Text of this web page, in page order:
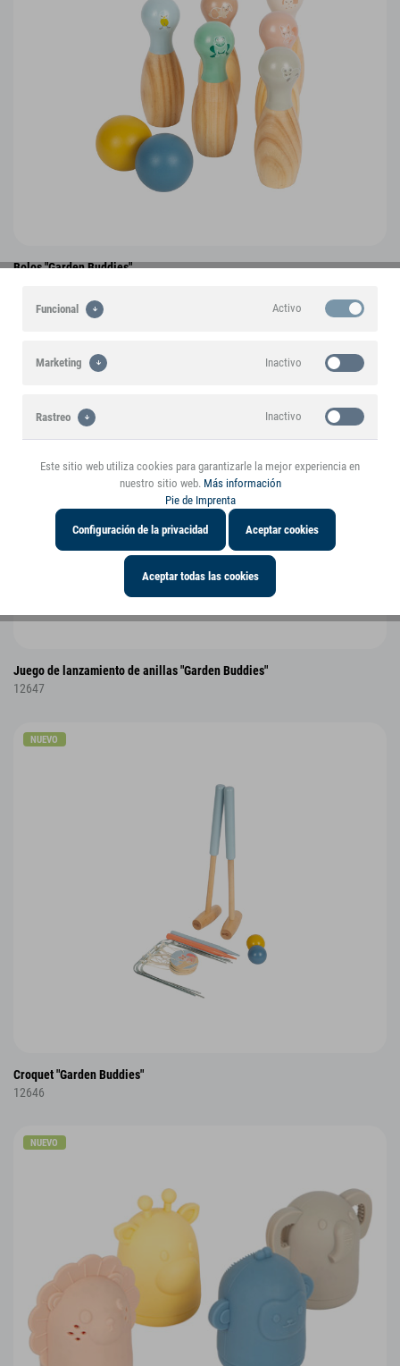
Bolos "Garden Buddies"
Juego de lanzamiento de anillas "Garden Buddies"
12647
NUEVO
Croquet "Garden Buddies"
12646
NUEVO
Funcional Activo
Marketing Inactivo
Rastreo Inactivo
Este sitio web utiliza cookies para garantizarle la mejor experiencia en
nuestro sitio web. Más información
Pie de Imprenta
Configuración de la privacidad Aceptar cookies
Aceptar todas las cookies